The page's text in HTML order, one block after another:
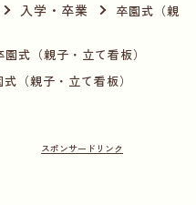
入学・卒業
卒園式（親
園式（親子・立て看板）
式（親子・立て看板）